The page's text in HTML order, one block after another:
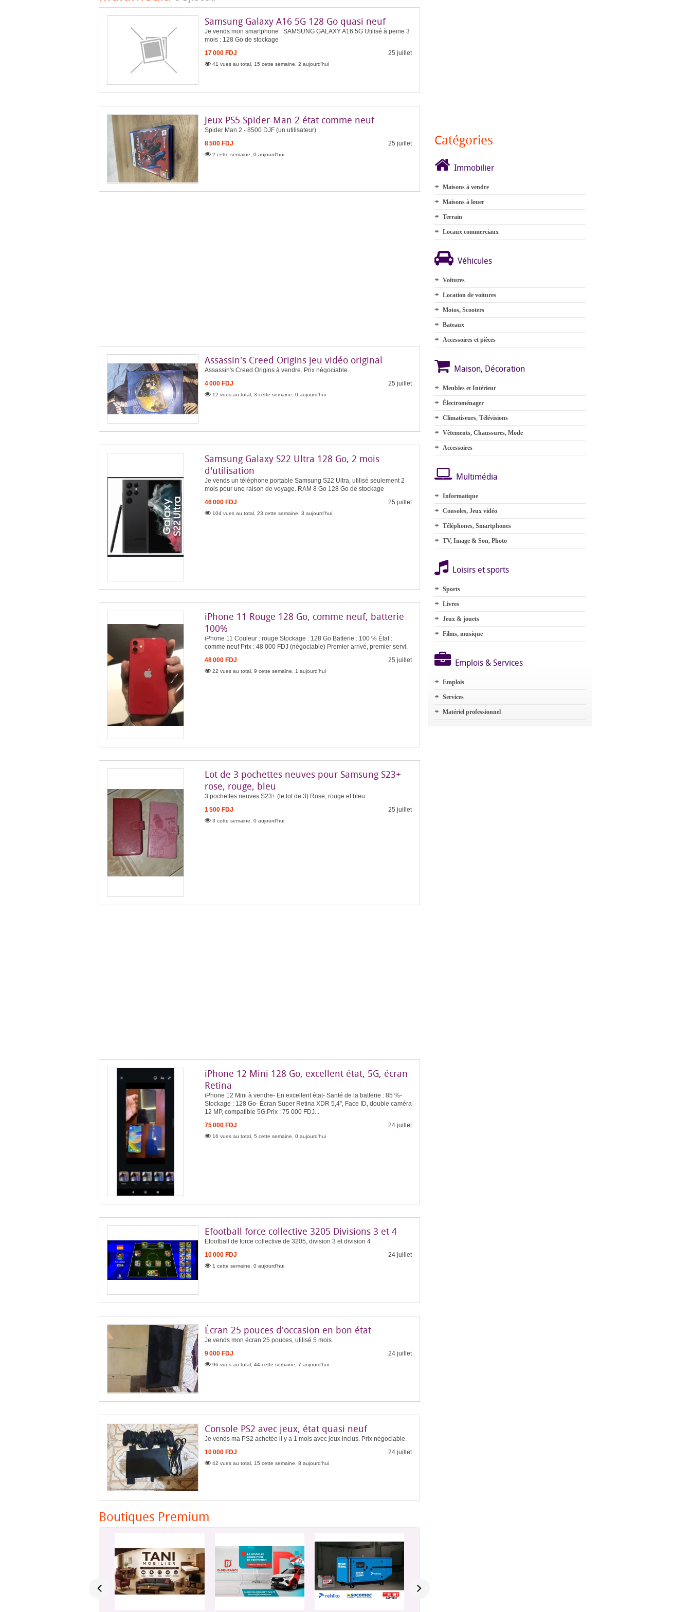
Samsung Galaxy A16 5G 128 Go quasi neuf
Je vends mon smartphone : SAMSUNG GALAXY A16 5G Utilisé à peine 3
mois : 128 Go de stockage
17 000 FDJ
25 juillet
41 vues au total, 15 cette semaine, 2 aujourd'hui
Jeux PS5 Spider-Man 2 état comme neuf
Spider Man 2 - 8500 DJF (un utilisateur)
8 500 FDJ
25 juillet
2 cette semaine, 0 aujourd'hui
Assassin's Creed Origins jeu vidéo original
Assassin's Creed Origins à vendre. Prix négociable.
4 000 FDJ
25 juillet
12 vues au total, 3 cette semaine, 0 aujourd'hui
Samsung Galaxy S22 Ultra 128 Go, 2 mois
d'utilisation
Je vends un téléphone portable Samsung S22 Ultra, utilisé seulement 2
mois pour une raison de voyage. RAM 8 Go 128 Go de stockage
46 000 FDJ
25 juillet
104 vues au total, 23 cette semaine, 3 aujourd'hui
iPhone 11 Rouge 128 Go, comme neuf, batterie
100%
iPhone 11 Couleur : rouge Stockage : 128 Go Batterie : 100 % État :
comme neuf Prix : 48 000 FDJ (négociable) Premier arrivé, premier servi.
48 000 FDJ
25 juillet
22 vues au total, 9 cette semaine, 1 aujourd'hui
Lot de 3 pochettes neuves pour Samsung S23+
rose, rouge, bleu
3 pochettes neuves S23+ (le lot de 3) Rose, rouge et bleu.
1 500 FDJ
25 juillet
3 cette semaine, 0 aujourd'hui
iPhone 12 Mini 128 Go, excellent état, 5G, écran
Retina
iPhone 12 Mini à vendre- En excellent état- Santé de la batterie : 85 %-
Stockage : 128 Go- Écran Super Retina XDR 5,4", Face ID, double caméra
12 MP, compatible 5G.Prix : 75 000 FDJ...
75 000 FDJ
24 juillet
16 vues au total, 5 cette semaine, 0 aujourd'hui
Efootball force collective 3205 Divisions 3 et 4
Efootball de force collective de 3205, division 3 et division 4
10 000 FDJ
24 juillet
1 cette semaine, 0 aujourd'hui
Écran 25 pouces d'occasion en bon état
Je vends mon écran 25 pouces, utilisé 5 mois.
9 000 FDJ
24 juillet
96 vues au total, 44 cette semaine, 7 aujourd'hui
Console PS2 avec jeux, état quasi neuf
Je vends ma PS2 achetée il y a 1 mois avec jeux inclus. Prix négociable.
10 000 FDJ
24 juillet
42 vues au total, 15 cette semaine, 8 aujourd'hui
Boutiques Premium
Catégories
Immobilier
Maisons à vendre
Maisons à louer
Terrain
Locaux commerciaux
Véhicules
Voitures
Location de voitures
Motos, Scooters
Bateaux
Accessoires et pièces
Maison, Décoration
Meubles et Intérieur
Électroménager
Climatiseurs, Télévisions
Vêtements, Chaussures, Mode
Accessoires
Multimédia
Informatique
Consoles, Jeux vidéo
Téléphones, Smartphones
TV, Image & Son, Photo
Loisirs et sports
Sports
Livres
Jeux & jouets
Films, musique
Emplois & Services
Emplois
Services
Matériel professionnel